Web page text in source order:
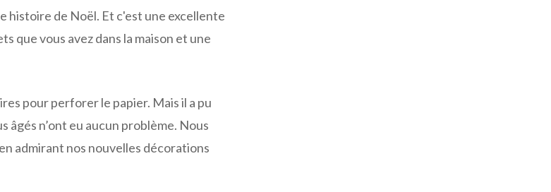
histoire de Noël. Et c'est une excellente
que vous avez dans la maison et une
pour perforer le papier. Mais il a pu
n’ont eu aucun problème. Nous
admirant nos nouvelles décorations